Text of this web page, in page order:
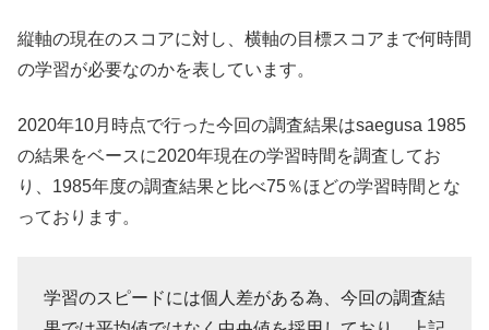
縦軸の現在のスコアに対し、横軸の目標スコアまで何時間
の学習が必要なのかを表しています。
2020年10月時点で行った今回の調査結果はsaegusa 1985
の結果をベースに2020年現在の学習時間を調査してお
り、1985年度の調査結果と比べ75％ほどの学習時間とな
っております。
学習のスピードには個人差がある為、今回の調査結